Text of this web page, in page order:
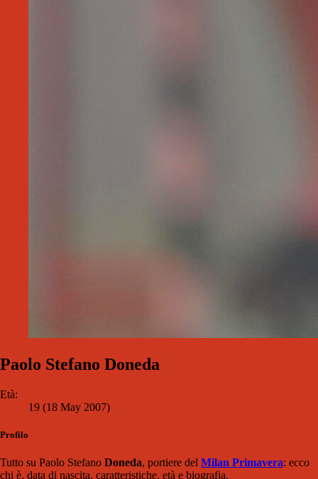
Paolo Stefano Doneda
Età:
19 (18 May 2007)
Profilo
Tutto su Paolo Stefano Doneda, portiere del Milan Primavera: ecco
chi è, data di nascita, caratteristiche, età e biografia.